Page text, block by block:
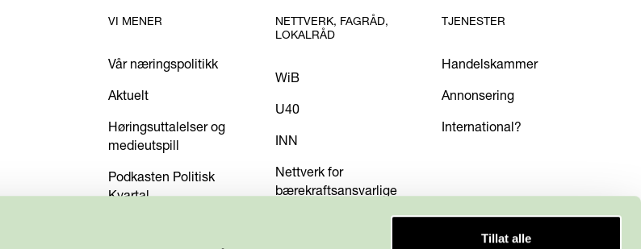
Tillat alle
VI MENER
Vår næringspolitikk
Aktuelt
Høringsuttalelser og
medieutspill
Podkasten Politisk
Kvartal
NETTVERK, FAGRÅD,
LOKALRÅD
WiB
U40
INN
Nettverk for
bærekraftsansvarlige
TJENESTER
Handelskammer
Annonsering
International?